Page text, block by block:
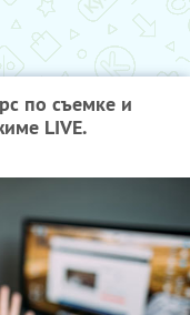
по съемке и
LIVE.